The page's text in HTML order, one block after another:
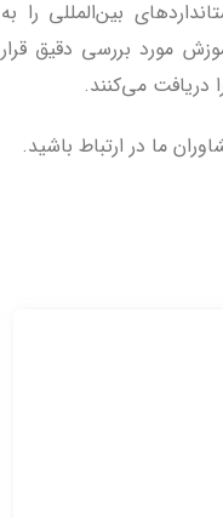
بین‌المللی را به
مورد بررسی دقیق قرار
دریافت می‌کنند.
ما در ارتباط باشید.